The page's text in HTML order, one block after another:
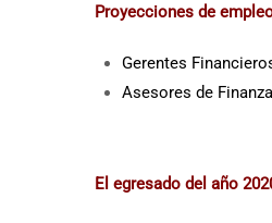
Proyecciones de
Gerentes
Asesores de
El egresado del año